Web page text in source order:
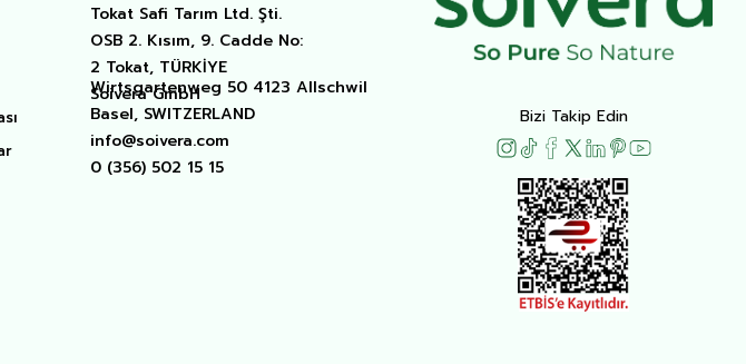
Tokat Safi Tarım Ltd. Şti.
OSB 2. Kısım, 9. Cadde No:
2 Tokat, TÜRKİYE
Soivera GmbH
Wirtsgartenweg 50 4123 Allschwil
Basel, SWITZERLAND
info@soivera.com
0 (356) 502 15 15
Bizi Takip Edin